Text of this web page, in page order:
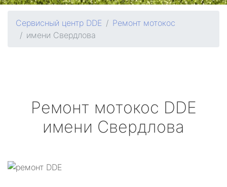
Сервисный центр DDE
Ремонт мотокос
имени Свердлова
Ремонт мотокос DDE
имени Свердлова